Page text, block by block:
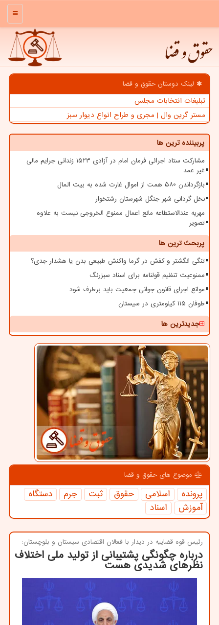
منو
حقوق و قضا
لینک دوستان حقوق و قضا
تبلیغات انتخابات مجلس
مستر گرین وال | مجری و طراح انواع دیوار سبز
پربیننده ترین ها
مشارکت ستاد اجرائی فرمان امام در آزادی ۱۵۲۳ زندانی جرایم مالی
غیر عمد
بازگرداندن ۵۸۰ همت از اموال غارت شده به بیت المال
نخل گردانی شهر جنگل شهرستان رشتخوار
مهریه عندالاستطاعه مانع اعمال ممنوع الخروجی نیست به علاوه
تصویر
پربحث ترین ها
تنگی انگشتر و کفش در گرما واکنش طبیعی بدن یا هشدار جدی؟
ممنوعیت تنظیم قولنامه برای اسناد سبزرنگ
موانع اجرای قانون جوانی جمعیت باید برطرف شود
طوفان ۱۱۵ کیلومتری در سیستان
جدیدترین ها
موضوع های حقوق و قضا
پرونده اسلامی حقوق ثبت جرم
دستگاه
آموزش
اسناد
رئیس قوه قضاییه در دیدار با فعالان اقتصادی سیستان و بلوچستان:
درباره چگونگی پشتیبانی از تولید ملی اختلاف
نظرهای شدیدی هست